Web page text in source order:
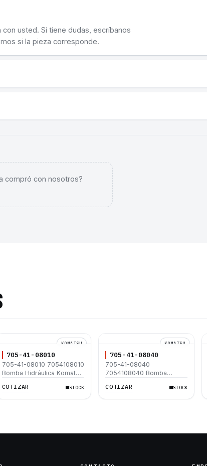
usted. Si tiene dudas, escríbanos
si la pieza corresponde.
compró con nosotros?
KOMATSU
705-41-08010
705-41-08010 7054108010
Bomba Hidráulica Komatsu
COTIZAR STOCK
KOMATSU
705-41-08040
705-41-08040
7054108040 Bomba
6
COTIZAR STOCK